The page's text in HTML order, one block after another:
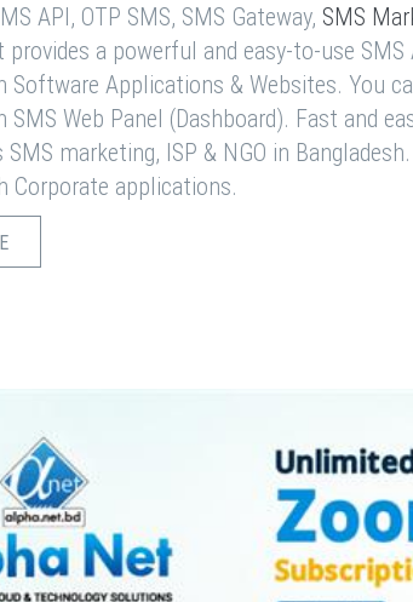
API, OTP SMS, SMS Gateway, SMS
a powerful and easy-to-use SMS
Software Applications & Websites. You
Web Panel (Dashboard). Fast and
marketing, ISP & NGO in Bangladesh.
Corporate applications.